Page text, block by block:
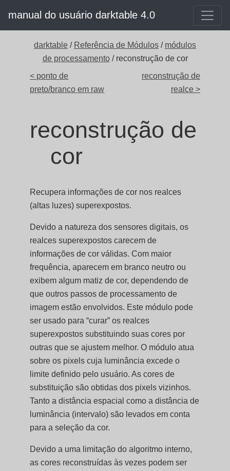
manual do usuário darktable 4.0
darktable / Referência de Módulos / módulos
de processamento/ reconstrução de cor
< ponto de
preto/branco em raw
reconstrução de
realce >
reconstrução de
cor
Recupera informações de cor nos realces
(altas luzes) superexpostos.
Devido a natureza dos sensores digitais, os
realces superexpostos carecem de
informações de cor válidas. Com maior
frequência, aparecem em branco neutro ou
exibem algum matiz de cor, dependendo de
que outros passos de processamento de
imagem estão envolvidos. Este módulo pode
ser usado para “curar” os realces
superexpostos substituindo suas cores por
outras que se ajustem melhor. O módulo atua
sobre os pixels cuja luminância excede o
limite definido pelo usuário. As cores de
substituição são obtidas dos pixels vizinhos.
Tanto a distância espacial como a distância de
luminância (intervalo) são levados em conta
para a seleção da cor.
Devido a uma limitação do algoritmo interno,
as cores reconstruídas às vezes podem ser